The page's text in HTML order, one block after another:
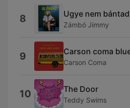
8 Ugye nem
Zámbó Jimmy
9 Carson coma
Carson Coma
10 The Door
Teddy Swims